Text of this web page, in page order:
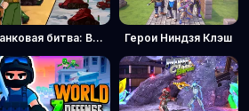
Танковая битва: Военный командир Герои Ниндзя Клэш